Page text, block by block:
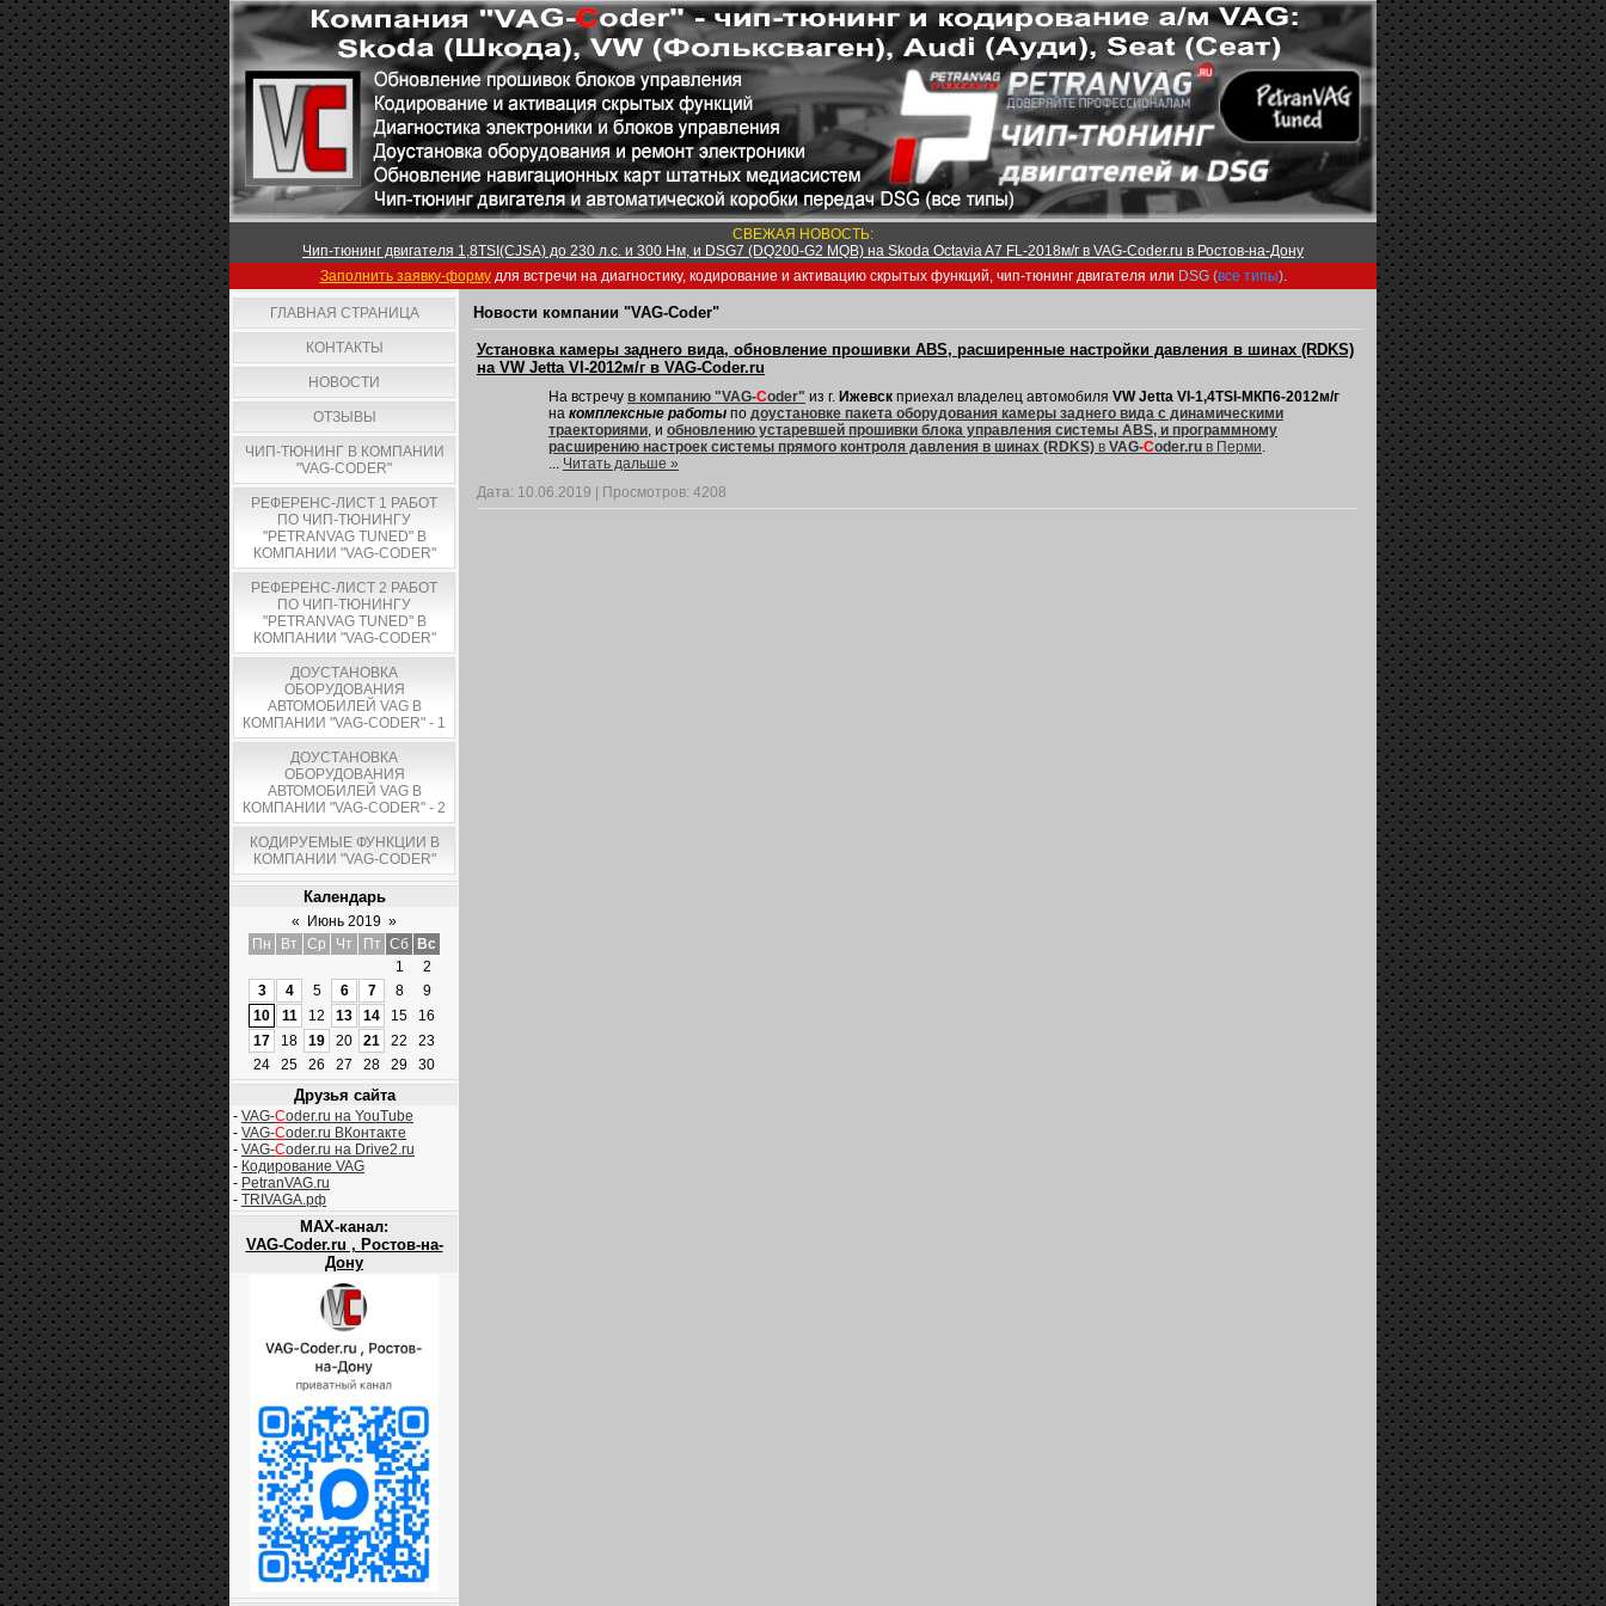
СВЕЖАЯ НОВОСТЬ:
Чип-тюнинг двигателя 1,8TSI(CJSA) до 230 л.с. и 300 Нм, и DSG7 (DQ200-G2 MQB) на Skoda Octavia A7 FL-2018м/г в VAG-Coder.ru в Ростов-на-Дону
Заполнить заявку-формудля встречи на диагностику, кодирование и активацию скрытых функций, чип-тюнинг двигателя или DSG (все типы).
ГЛАВНАЯ СТРАНИЦА
КОНТАКТЫ
НОВОСТИ
ОТЗЫВЫ
ЧИП-ТЮНИНГ В КОМПАНИИ
"VAG-CODER"
РЕФЕРЕНС-ЛИСТ 1 РАБОТ
ПО ЧИП-ТЮНИНГУ
"PETRANVAG TUNED" В
КОМПАНИИ "VAG-CODER"
РЕФЕРЕНС-ЛИСТ 2 РАБОТ
ПО ЧИП-ТЮНИНГУ
"PETRANVAG TUNED" В
КОМПАНИИ "VAG-CODER"
ДОУСТАНОВКА
ОБОРУДОВАНИЯ
АВТОМОБИЛЕЙ VAG В
КОМПАНИИ "VAG-CODER" - 1
ДОУСТАНОВКА
ОБОРУДОВАНИЯ
АВТОМОБИЛЕЙ VAG В
КОМПАНИИ "VAG-CODER" - 2
КОДИРУЕМЫЕ ФУНКЦИИ В
КОМПАНИИ "VAG-CODER"
Календарь
« Июнь 2019 »
Пн
Вт Ср Чт Пт Сб
Вс
1
2
3
4 5 6 7 8
9
10
11 12 13 14 15
16
17
18 19 20 21 22
23
24
25 26 27 28 29 30
Друзья сайта
- VAG-Coder.ru на YouTube
- VAG-Coder.ru ВКонтакте
- VAG-Coder.ru на Drive2.ru
- Кодирование VAG
- PetranVAG.ru
- TRIVAGA.рф
MAX-канал:
VAG-Coder.ru , Ростов-на-
Дону
Новости компании "VAG-Coder"
Установка камеры заднего вида, обновление прошивки ABS, расширенные настройки давления в шинах (RDKS)
на VW Jetta VI-2012м/г в VAG-Coder.ru
На встречу в компанию "VAG-Coder" из г. Ижевск приехал владелец автомобиля VW Jetta VI-1,4TSI-МКП6-2012м/г
на комплексные работы по доустановке пакета оборудования камеры заднего вида с динамическими
траекториями, и обновлению устаревшей прошивки блока управления системы ABS, и программному
расширению настроек системы прямого контроля давления в шинах (RDKS) в VAG-Coder.ru в Перми.
... Читать дальше »
Дата: 10.06.2019 Просмотров: 4208